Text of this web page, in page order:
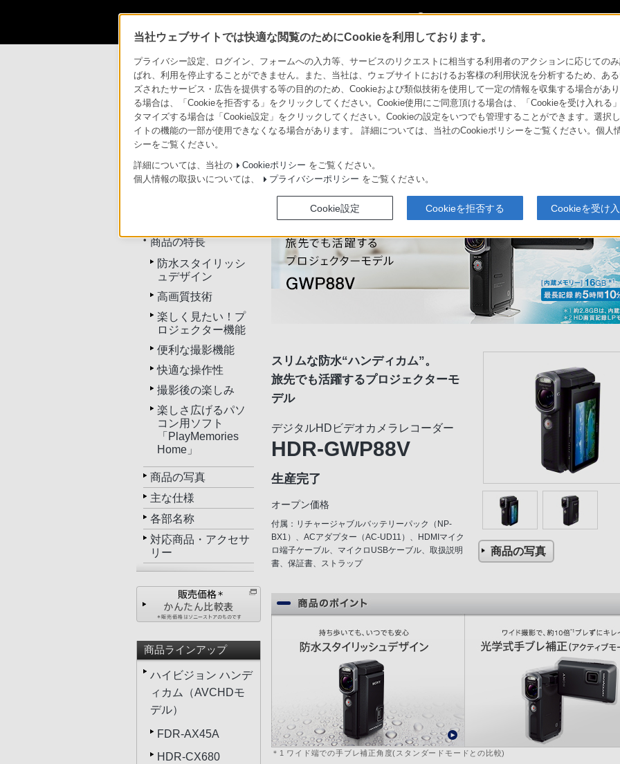
商品情報・ストア デジタルビデオカメラ ハンディカム HDR-GWP88V
デジタルビデオカメラ ハンディカム
トップ 商品一覧
商品の特長
防水スタイリッシ
ュデザイン
高画質技術
楽しく見たい！プ
ロジェクター機能
便利な撮影機能
快適な操作性
撮影後の楽しみ
楽しさ広げるパソ
コン用ソフト
「PlayMemories
Home」
商品の写真
主な仕様
各部名称
対応商品・アクセサ
リー
商品ラインアップ
ハイビジョン ハンデ
ィカム（AVCHDモ
デル）
FDR-AX45A
HDR-CX680
スリムな防水“ハンディカム”。
旅先でも活躍するプロジェクターモ
デル
デジタルHDビデオカメラレコーダー
HDR-GWP88V
生産完了
オープン価格
商品の写真
付属：リチャージャブルバッテリーパック（NP-
BX1）、ACアダプター（AC-UD11）、HDMIマイク
ロ端子ケーブル、マイクロUSBケーブル、取扱説明
書、保証書、ストラップ
＊1 ワイド端での手ブレ補正角度(スタンダードモードとの比較)
当社ウェブサイトでは快適な閲覧のためにCookieを利用しております。
プライバシー設定、ログイン、フォームへの入力等、サービスのリクエストに相当する利用者のアクションに応じての
ばれ、利用を停止することができません。また、当社は、ウェブサイトにおけるお客様の利用状況を分析するため、あ
ズされたサービス・広告を提供する等の目的のため、Cookieおよび類似技術を使用して一定の情報を収集する場合があ
る場合は、「Cookieを拒否する」をクリックしてください。Cookie使用にご同意頂ける場合は、「Cookieを受け入れる
タマイズする場合は「Cookie設定」をクリックしてください。Cookieの設定をいつでも管理することができます。選択
イトの機能の一部が使用できなくなる場合があります。 詳細については、当社のCookieポリシーをご覧ください。個人
シーをご覧ください。
詳細については、当社の Cookieポリシー をご覧ください。
個人情報の取扱いについては、
プライバシーポリシー をご覧ください。
Cookie設定 Cookieを拒否する Cookieを受け